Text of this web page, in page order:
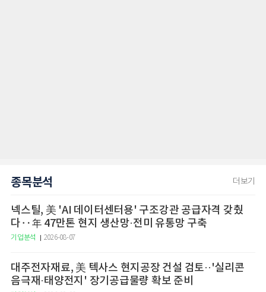
종목분석 더보기
넥스틸, 美 'AI 데이터센터용' 구조강관 공급자격 갖췄
다‥年 47만톤 현지 생산망·전미 유통망 구축
기업분석 2026-08-07
대주전자재료, 美 텍사스 현지공장 건설 검토··'실리콘
음극재·태양전지' 장기공급물량 확보 준비